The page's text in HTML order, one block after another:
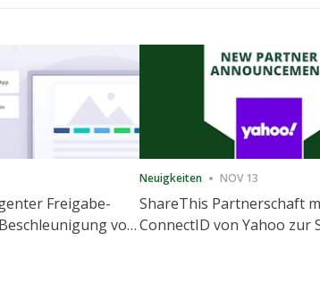
Freigabe-
von
Neuigkeiten NOV 13
ShareThis Partnerschaft
ConnectID von Yahoo zur